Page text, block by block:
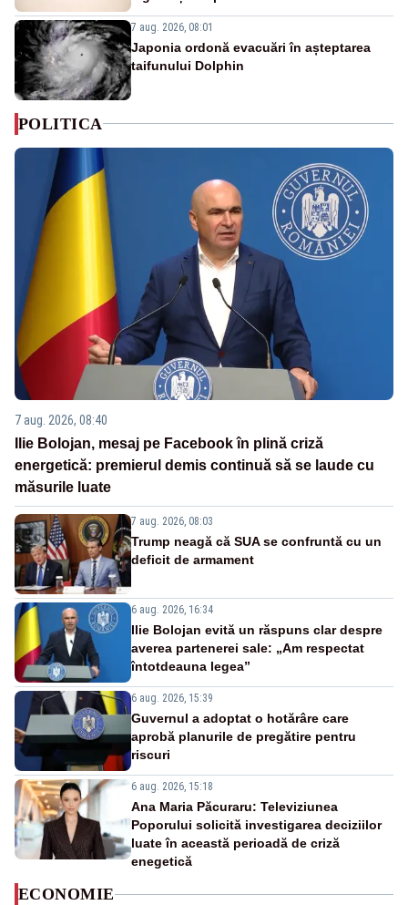
7 aug. 2026, 08:01
Japonia ordonă evacuări în așteptarea
taifunului Dolphin
POLITICA
7 aug. 2026, 08:40
Ilie Bolojan, mesaj pe Facebook în plină criză
energetică: premierul demis continuă să se laude cu
măsurile luate
7 aug. 2026, 08:03
Trump neagă că SUA se confruntă cu un
deficit de armament
6 aug. 2026, 16:34
Ilie Bolojan evită un răspuns clar despre
averea partenerei sale: „Am respectat
întotdeauna legea”
6 aug. 2026, 15:39
Guvernul a adoptat o hotărâre care
aprobă planurile de pregătire pentru
riscuri
6 aug. 2026, 15:18
Ana Maria Păcuraru: Televiziunea
Poporului solicită investigarea deciziilor
luate în această perioadă de criză
enegetică
ECONOMIE